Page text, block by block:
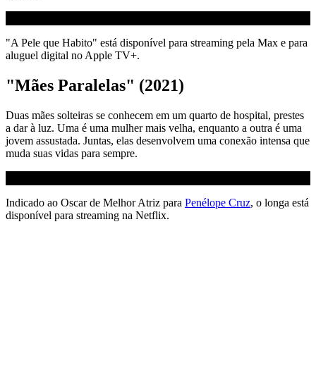
"A Pele que Habito" está disponível para streaming pela Max e para
aluguel digital no Apple TV+.
"Mães Paralelas" (2021)
Duas mães solteiras se conhecem em um quarto de hospital, prestes
a dar à luz. Uma é uma mulher mais velha, enquanto a outra é uma
jovem assustada. Juntas, elas desenvolvem uma conexão intensa que
muda suas vidas para sempre.
Indicado ao Oscar de Melhor Atriz para Penélope Cruz, o longa está
disponível para streaming na Netflix.